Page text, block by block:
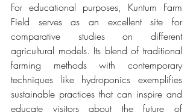
For educational purposes, Kuntum Farm
Field serves as an excellent site for
comparative studies on different
agricultural models. Its blend of traditional
farming methods with contemporary
techniques like hydroponics exemplifies
sustainable practices that can inspire and
educate visitors about the future of